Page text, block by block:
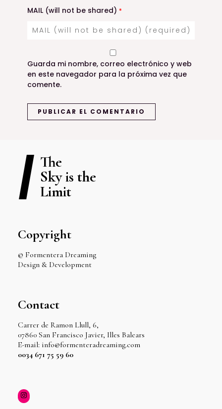
MAIL (will not be shared) *
Guarda mi nombre, correo electrónico y web
en este navegador para la próxima vez que
comente.
The
Sky is the
Limit
Copyright
© Formentera Dreaming
Design & Development
Contact
Carrer de Ramon Llull, 6,
07860 San Francisco Javier, Illes Balears
E-mail: info@formenteradreaming.com
0034 671 75 59 60
Instagram